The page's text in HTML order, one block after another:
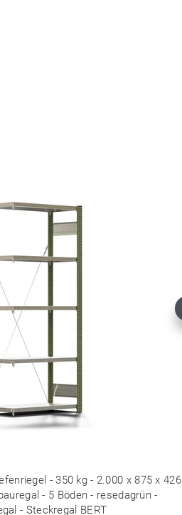
- 350 kg - 2.000 x 875 x 426
- 5 Böden - resedagrün -
- Steckregal BERT